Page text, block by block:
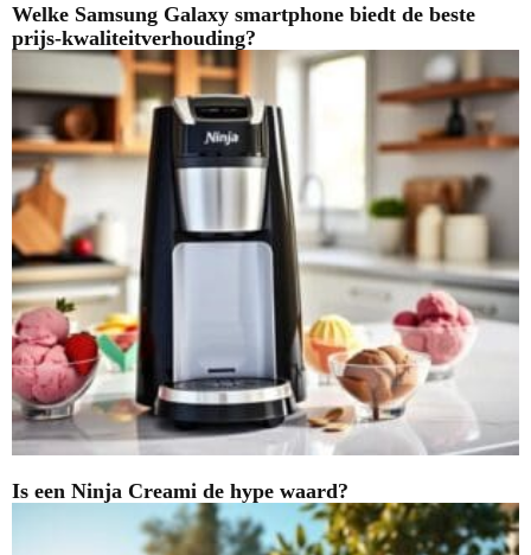
Welke Samsung Galaxy smartphone biedt de beste
prijs-kwaliteitverhouding?
Is een Ninja Creami de hype waard?